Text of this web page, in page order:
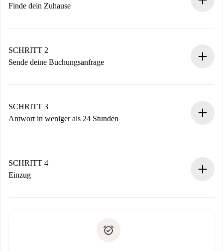
Finde dein Zuhause
Du erhältst alle notwendigen Informationen im Voraus.
SCHRITT 2
Sende deine Buchungsanfrage
Denk daran, dass wir dich erst belasten, wenn der
Vermieter zustimmt.
SCHRITT 3
Antwort in weniger als 24 Stunden
stellen den Kontakt her.
Wenn der Vermieter ablehnen muss, entstehen keine
SCHRITT 4
Einzug